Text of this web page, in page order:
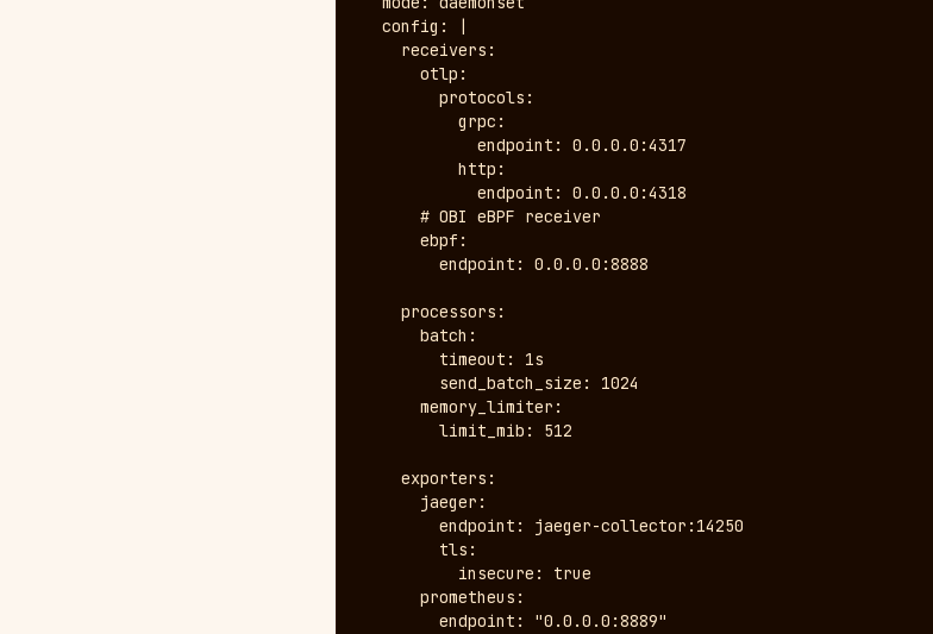
  config: |
    receivers:
      otlp:
        protocols:
          grpc:
            endpoint: 0.0.0.0:4317
          http:
            endpoint: 0.0.0.0:4318
      # OBI eBPF receiver
      ebpf:
        endpoint: 0.0.0.0:8888
    processors:
      batch:
        timeout: 1s
        send_batch_size: 1024
      memory_limiter:
        limit_mib: 512
    exporters:
      jaeger:
        endpoint: jaeger-collector:14250
        tls:
          insecure: true
      prometheus:
        endpoint: "0.0.0.0:8889"